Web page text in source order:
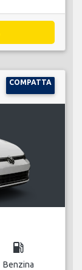
COMPATTA
local_gas_station
Benzina